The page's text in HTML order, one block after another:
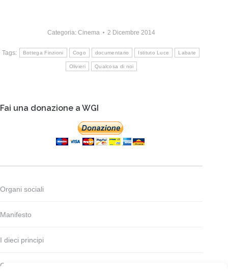
Categoria: Cinema 2 Dicembre 2014
Tags: Bottega Finzioni Cogo documentario Istituto Luce Labate
Olivieri Qualcosa di noi
Fai una donazione a WGI
Organi sociali
Manifesto
I dieci principi
Codice deontologico